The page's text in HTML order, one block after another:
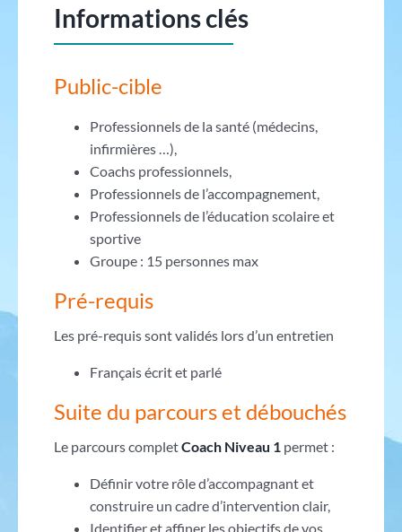
Informations clés
Public-cible
Professionnels de la santé (médecins,
infirmières …),
Coachs professionnels,
Professionnels de l’accompagnement,
Professionnels de l’éducation scolaire et
sportive
Groupe : 15 personnes max
Pré-requis
Les pré-requis sont validés lors d’un entretien
Français écrit et parlé
Suite du parcours et débouchés
Le parcours completCoach Niveau 1 permet :
Définir votre rôle d’accompagnant et
construire un cadre d’intervention clair,
Identifier et affiner les objectifs de vos